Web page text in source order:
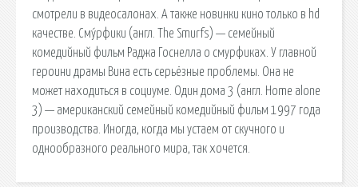
смотрели в видеосалонах. А также новинки кино только в hd
качестве. Сму́рфики (англ. The Smurfs) — семейный
комедийный фильм Раджа Госнелла о смурфиках. У главной
героини драмы Вина есть серьёзные проблемы. Она не
может находиться в социуме. Один дома 3 (англ. Home alone
3) — американский семейный комедийный фильм 1997 года
производства. Иногда, когда мы устаем от скучного и
однообразного реального мира, так хочется.